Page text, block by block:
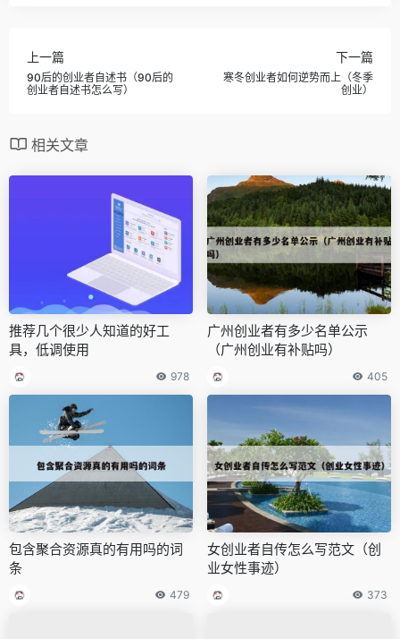
上一篇
90后的创业者自述书（90后的
创业者自述书怎么写）
下一篇
寒冬创业者如何逆势而上（冬季
创业）
相关文章
推荐几个很少人知道的好工
具，低调使用
978
广州创业者有多少名单公示
（广州创业有补贴吗）
405
包含聚合资源真的有用吗的词
条
479
女创业者自传怎么写范文（创
业女性事迹）
373